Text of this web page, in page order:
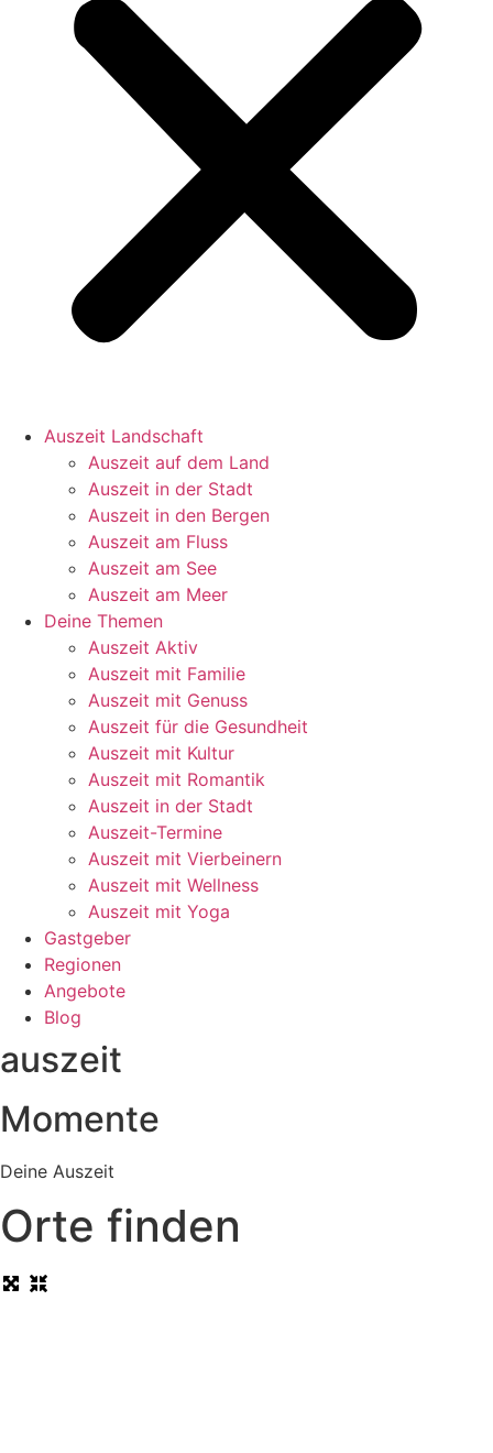
Auszeit Landschaft
Auszeit auf dem Land
Auszeit in der Stadt
Auszeit in den Bergen
Auszeit am Fluss
Auszeit am See
Auszeit am Meer
Deine Themen
Auszeit Aktiv
Auszeit mit Familie
Auszeit mit Genuss
Auszeit für die Gesundheit
Auszeit mit Kultur
Auszeit mit Romantik
Auszeit in der Stadt
Auszeit-Termine
Auszeit mit Vierbeinern
Auszeit mit Wellness
Auszeit mit Yoga
Gastgeber
Regionen
Angebote
Blog
auszeit
Momente
Deine Auszeit
Orte finden